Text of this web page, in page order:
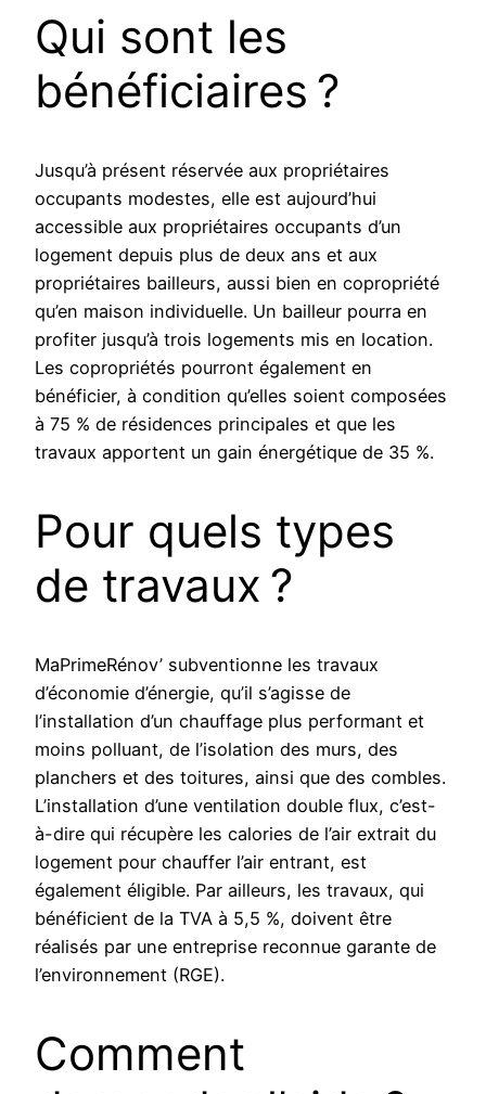
Qui sont les
bénéficiaires ?
Jusqu’à présent réservée aux propriétaires
occupants modestes, elle est aujourd’hui
accessible aux propriétaires occupants d’un
logement depuis plus de deux ans et aux
propriétaires bailleurs, aussi bien en copropriété
qu’en maison individuelle. Un bailleur pourra en
profiter jusqu’à trois logements mis en location.
Les copropriétés pourront également en
bénéficier, à condition qu’elles soient composées
à 75 % de résidences principales et que les
travaux apportent un gain énergétique de 35 %.
Pour quels types
de travaux ?
MaPrimeRénov’ subventionne les travaux
d’économie d’énergie, qu’il s’agisse de
l’installation d’un chauffage plus performant et
moins polluant, de l’isolation des murs, des
planchers et des toitures, ainsi que des combles.
L’installation d’une ventilation double flux, c’est-
à-dire qui récupère les calories de l’air extrait du
logement pour chauffer l’air entrant, est
également éligible. Par ailleurs, les travaux, qui
bénéficient de la TVA à 5,5 %, doivent être
réalisés par une entreprise reconnue garante de
l’environnement (RGE).
Comment